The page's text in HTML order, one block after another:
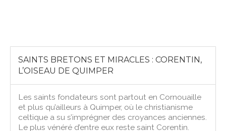
SAINTS BRETONS ET MIRACLES : CORENTIN,
L’OISEAU DE QUIMPER
Les saints fondateurs sont partout en Cornouaille
et plus qu’ailleurs à Quimper, où le christianisme
celtique a su s’imprégner des croyances anciennes.
Le plus vénéré d’entre eux reste saint Corentin.